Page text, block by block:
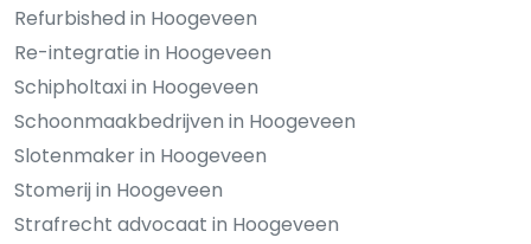
Refurbished in Hoogeveen
Re-integratie in Hoogeveen
Schipholtaxi in Hoogeveen
Schoonmaakbedrijven in Hoogeveen
Slotenmaker in Hoogeveen
Stomerij in Hoogeveen
Strafrecht advocaat in Hoogeveen